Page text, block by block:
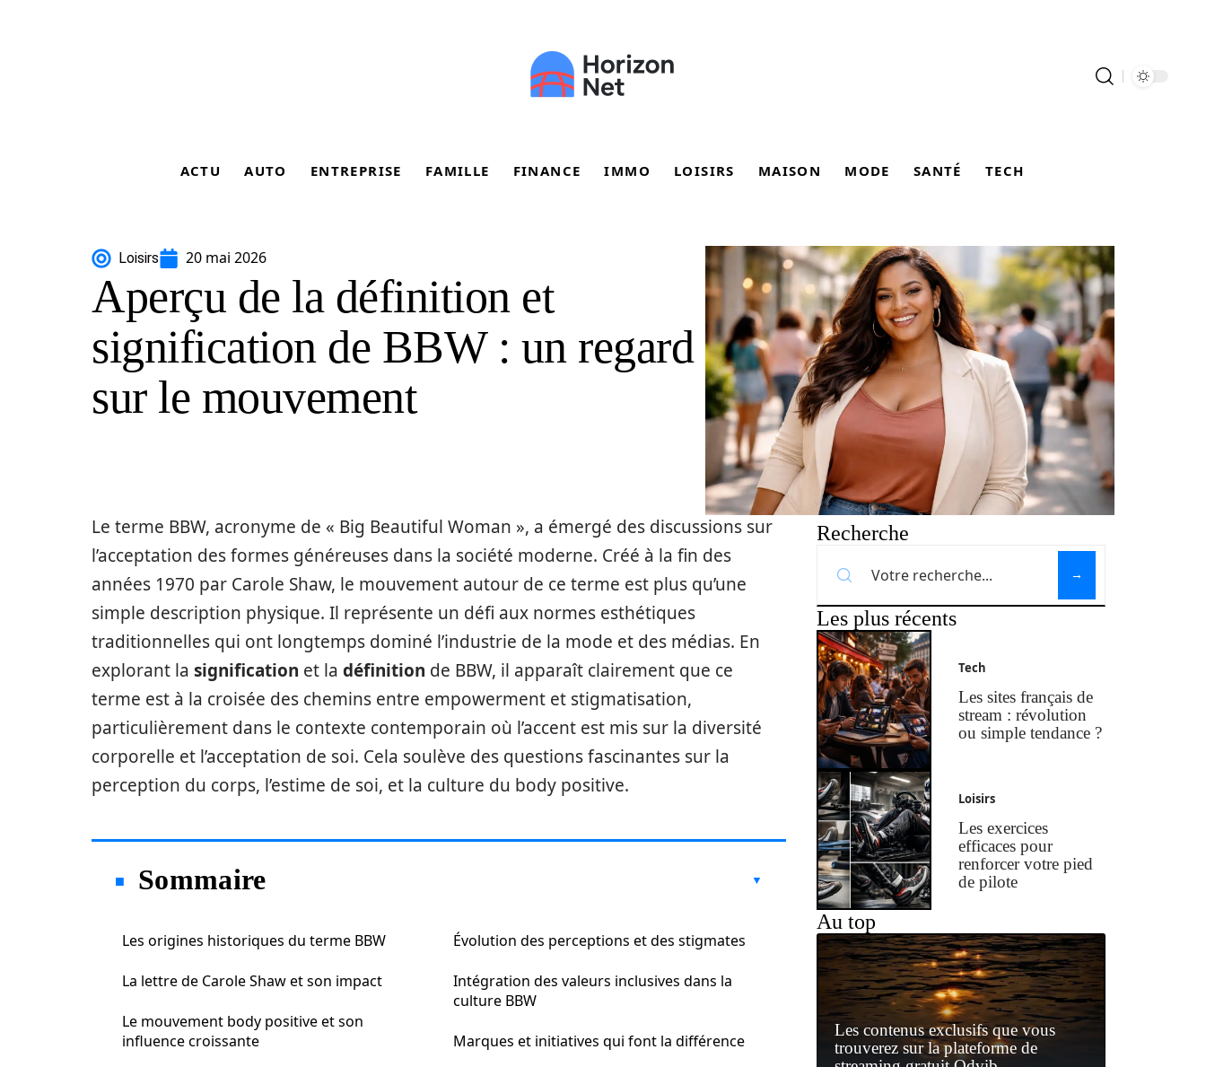
ACTU AUTO ENTREPRISE FAMILLE FINANCE IMMO LOISIRS MAISON MODE SANTÉ TECH
Loisirs 20 mai 2026
Aperçu de la définition et
signification de BBW : un regard
sur le mouvement
Le terme BBW, acronyme de « Big Beautiful Woman », a émergé des discussions sur
l’acceptation des formes généreuses dans la société moderne. Créé à la fin des
années 1970 par Carole Shaw, le mouvement autour de ce terme est plus qu’une
simple description physique. Il représente un défi aux normes esthétiques
traditionnelles qui ont longtemps dominé l’industrie de la mode et des médias. En
explorant la signification et la définition de BBW, il apparaît clairement que ce
terme est à la croisée des chemins entre empowerment et stigmatisation,
particulièrement dans le contexte contemporain où l’accent est mis sur la diversité
corporelle et l’acceptation de soi. Cela soulève des questions fascinantes sur la
perception du corps, l’estime de soi, et la culture du body positive.
Sommaire
Les origines historiques du terme BBW
La lettre de Carole Shaw et son impact
Le mouvement body positive et son
influence croissante
Évolution des perceptions et des stigmates
Intégration des valeurs inclusives dans la
culture BBW
Marques et initiatives qui font la différence
Recherche
Les plus récents
Tech
Les sites français de
stream : révolution
ou simple tendance ?
Loisirs
Les exercices
efficaces pour
renforcer votre pied
de pilote
Au top
Les contenus exclusifs que vous
trouverez sur la plateforme de